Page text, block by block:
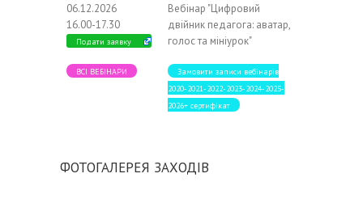
06.12.2026
16.00-17.30
Подати заявку
Вебінар "Цифровий
двійник педагога: аватар,
голос та мініурок"
ВСІ ВЕБІНАРИ
Замовити записи вебінарів
2020-2021-2022-2023-2024-2025-
2026+ сертифікат
ФОТОГАЛЕРЕЯ ЗАХОДІВ